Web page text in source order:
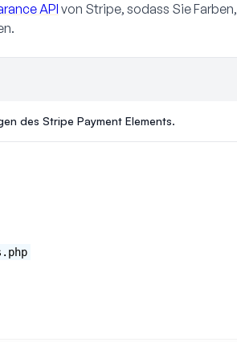
API von Stripe, sodass Sie Farben,
des Stripe Payment Elements.